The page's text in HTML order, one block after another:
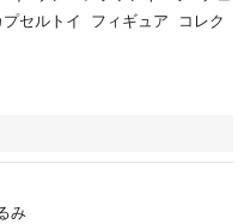
セルトイ フィギュア コレク
み